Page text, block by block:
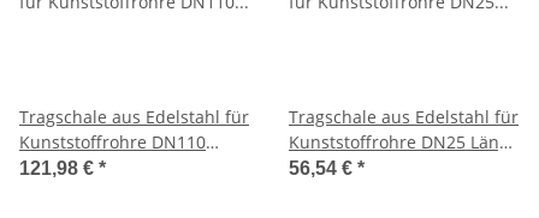
Tragschale aus Edelstahl für
Kunststoffrohre DN110
121,98 € *
Tragschale aus Edelstahl für
Kunststoffrohre DN25 Länge
2000mm 1.4301
56,54 € *